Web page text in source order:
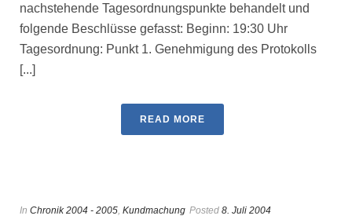
nachstehende Tagesordnungspunkte behandelt und
folgende Beschlüsse gefasst: Beginn: 19:30 Uhr
Tagesordnung: Punkt 1. Genehmigung des Protokolls
[...]
READ MORE
In Chronik 2004 - 2005, Kundmachung Posted 8. Juli 2004